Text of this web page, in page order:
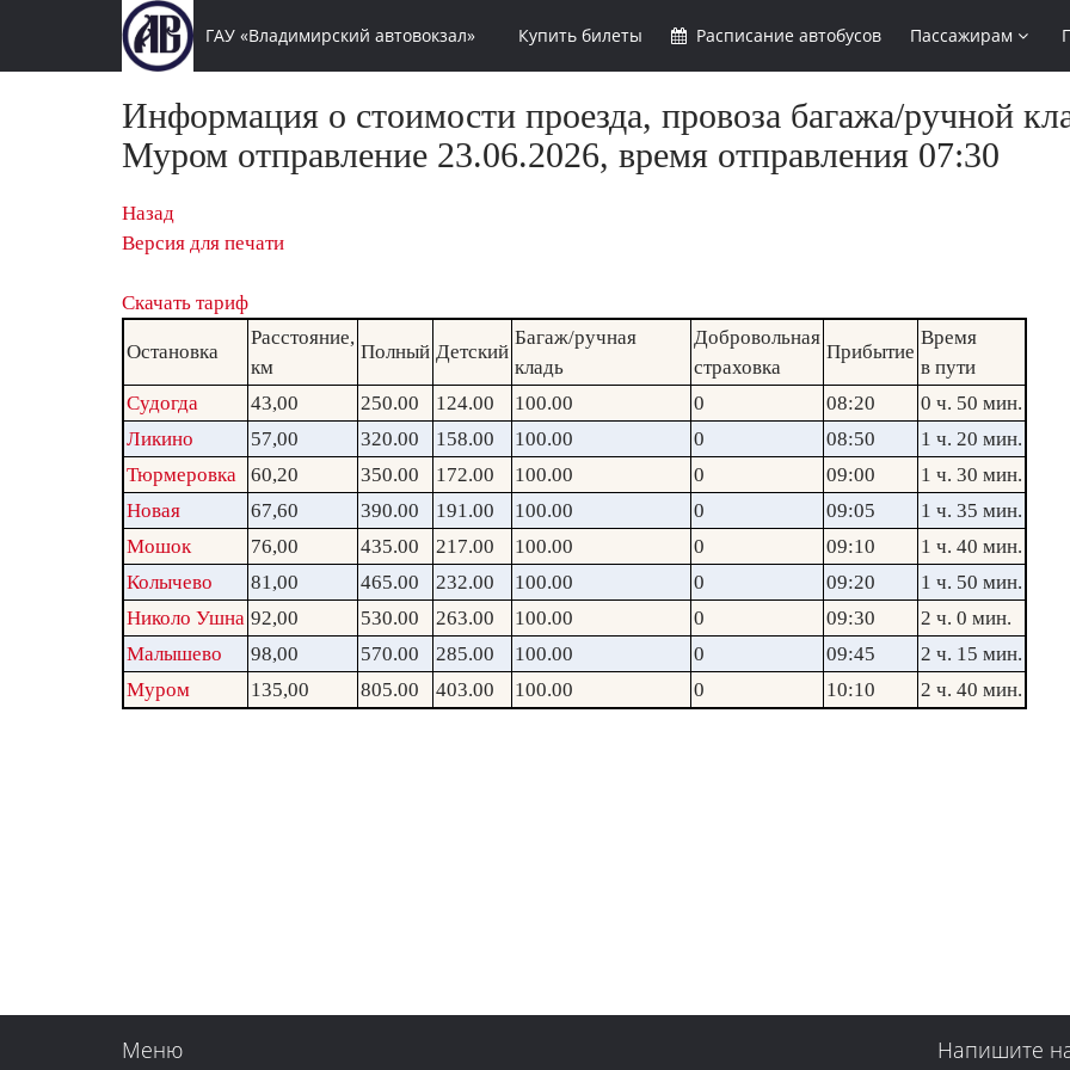
ГАУ «Владимирский автовокзал» Купить билеты Расписание автобусов Пассажирам
Информация о стоимости проезда, провоза багажа/ручной
Муром отправление 23.06.2026, время отправления 07:30
Назад
Версия для печати
Скачать тариф
Остановка
Расстояние,
км
Полный Детский
Багаж/ручная
кладь
Добровольная
страховка
Прибытие
Время
в пути
Судогда
43,00 250.00 124.00 100.00 0 08:20
0 ч. 50 мин.
Ликино
57,00 320.00 158.00 100.00 0 08:50
1 ч. 20 мин.
Тюрмеровка
60,20 350.00 172.00 100.00 0 09:00
1 ч. 30 мин.
Новая
67,60 390.00 191.00 100.00 0 09:05
1 ч. 35 мин.
Мошок
76,00 435.00 217.00 100.00 0 09:10
1 ч. 40 мин.
Колычево
81,00 465.00 232.00 100.00 0 09:20
1 ч. 50 мин.
Николо Ушна 92,00 530.00 263.00 100.00 0 09:30
2 ч. 0 мин.
Малышево
98,00 570.00 285.00 100.00 0 09:45
2 ч. 15 мин.
Муром
135,00 805.00 403.00 100.00 0 10:10 2 ч. 40 мин.
Меню Напишите